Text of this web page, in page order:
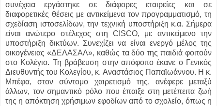
συνέχεια εργάστηκε σε διάφορες εταιρείες και σε
διαφορετικές θέσεις με αντικείμενα τον προγραμματισμό, τη
σχεδίαση ιστοσελίδων, την τεχνική υποστήριξη κ.α. Σήμερα
είναι ανώτερο στέλεχος στη CISCO, με αντικείμενο την
υποστήριξη δικτύων. Συνεχίζει να είναι ενεργό μέλος της
οικογένειας «ΔΕΛΑΣΑΛ», καθώς τα δύο της παιδιά φοιτούν
στο Κολέγιο. Τη βράβευση στην απόφοιτο έκανε ο Γενικός
Διευθυντής του Κολεγίου, κ. Αναστάσιος Παπαϊωάννου. Η κ.
Μπέφα, στον σύντομο χαιρετισμό της, ανέφερε μεταξύ
άλλων, τον σημαντικό ρόλο που έπαιξε στη μετέπειτα ζωή
της η απόκτηση χρήσιμων εφοδίων από το σχολείο, όπως η